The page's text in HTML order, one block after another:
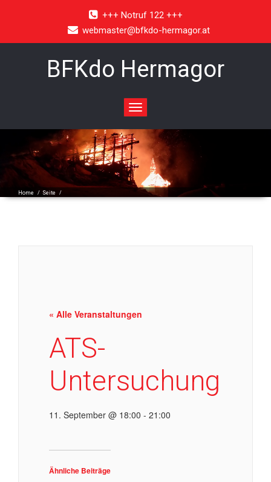
+++ Notruf 122 +++
webmaster@bfkdo-hermagor.at
BFKdo Hermagor
Toggle
navigation
Home / Seite /
« Alle Veranstaltungen
ATS-
Untersuchung
11. September @ 18:00 - 21:00
Ähnliche Beiträge